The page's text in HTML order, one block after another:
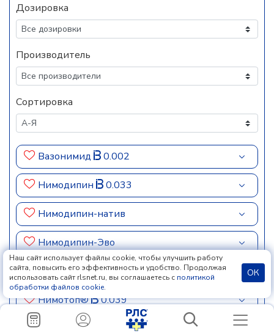
Дозировка
Производитель
Сортировка
Вазонимид 0.002
Нимодипин 0.033
Нимодипин-натив
Нимодипин-Эво
Нимопин 0.045
Нимотоп® 0.039
Наш сайт использует файлы cookie, чтобы улучшить работу
сайта, повысить его эффективность и удобство. Продолжая
использовать сайт rlsnet.ru, вы соглашаетесь с политикой
обработки файлов cookie.
ОК